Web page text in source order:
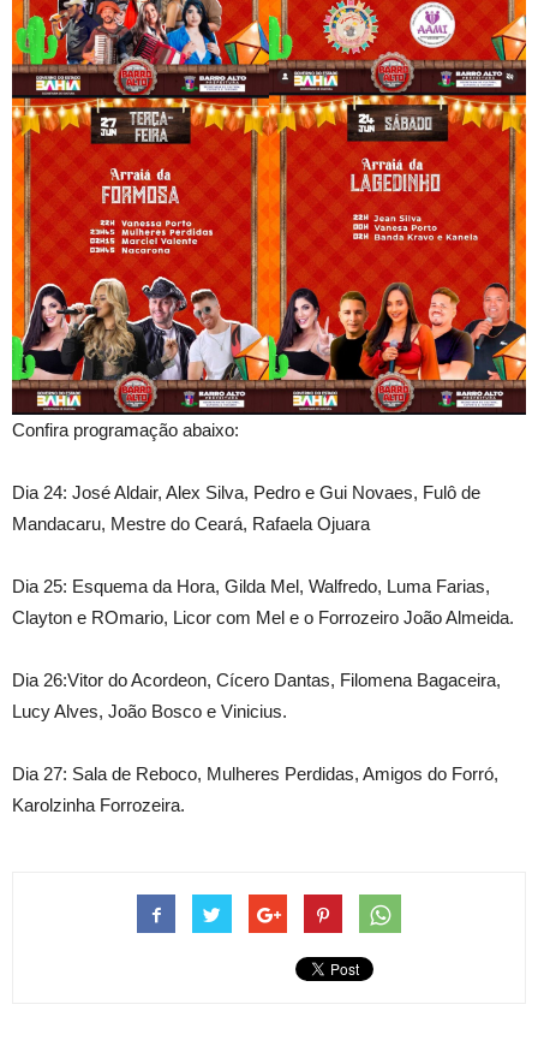
Confira programação abaixo:
Dia 24: José Aldair, Alex Silva, Pedro e Gui Novaes, Fulô de
Mandacaru, Mestre do Ceará, Rafaela Ojuara
Dia 25: Esquema da Hora, Gilda Mel, Walfredo, Luma Farias,
Clayton e ROmario, Licor com Mel e o Forrozeiro João Almeida.
Dia 26:Vitor do Acordeon, Cícero Dantas, Filomena Bagaceira,
Lucy Alves, João Bosco e Vinicius.
Dia 27: Sala de Reboco, Mulheres Perdidas, Amigos do Forró,
Karolzinha Forrozeira.